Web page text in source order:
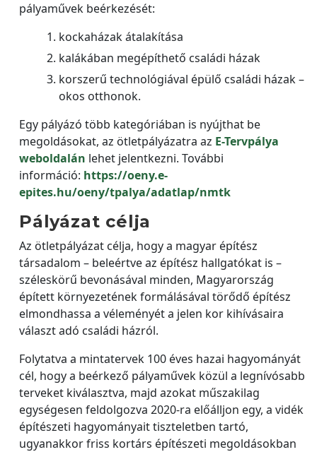
pályaművek beérkezését:
kockaházak átalakítása
kalákában megépíthető családi házak
korszerű technológiával épülő családi házak –
okos otthonok.
Egy pályázó több kategóriában is nyújthat be
megoldásokat, az ötletpályázatra az E-Tervpálya
weboldalán lehet jelentkezni. További
információ: https://oeny.e-
epites.hu/oeny/tpalya/adatlap/nmtk
Pályázat célja
Az ötletpályázat célja, hogy a magyar építész
társadalom – beleértve az építész hallgatókat is –
széleskörű bevonásával minden, Magyarország
épített környezetének formálásával törődő építész
elmondhassa a véleményét a jelen kor kihívásaira
választ adó családi házról.
Folytatva a mintatervek 100 éves hazai hagyományát
cél, hogy a beérkező pályaművek közül a legnívósabb
terveket kiválasztva, majd azokat műszakilag
egységesen feldolgozva 2020-ra előálljon egy, a vidék
építészeti hagyományait tiszteletben tartó,
ugyanakkor friss kortárs építészeti megoldásokban